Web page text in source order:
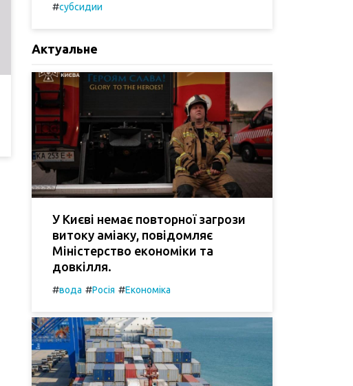
#субсидии
Актуальне
У Києві немає повторної загрози
витоку аміаку, повідомляє
Міністерство економіки та
довкілля.
#вода #Росія #Економіка